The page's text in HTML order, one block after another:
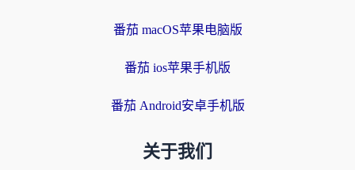
番茄 macOS苹果电脑版
番茄 ios苹果手机版
番茄 Android安卓手机版
关于我们